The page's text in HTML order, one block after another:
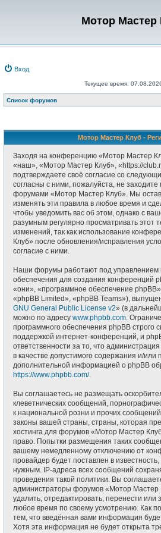
Мотор Мастер
Вход
Текущее время:
Список форумов
Мотор Мастер Клуб -
Заходя на конференцию «Мотор Мастер
«наш», «Мотор Мастер Клуб», «https://
подтверждаете своё согласие со
согласны с ними, пожалуйста, не заходите
форумами «Мотор Мастер Клуб». Мы
изменять эти правила в любое время и
чтобы уведомить вас об этом, однако с
разумным регулярно просматривать этот
изменений, так как использование
Клуб» после обновления/исправления
согласие с ними.
Наши форумы работают под управлением
обеспечения для создания конференций
«они», «программное обеспечение
«phpBB Limited», «phpBB Teams»),
GNU General Public License v2» (в
можно по адресу www.phpbb.com .
программного обеспечения phpBB строго
поддержкой интернет-конференций, и
ответственности за то, что
в качестве допустимого содержания и/или
дополнительной информацией о phpBB
https://www.phpbb.com/.
Вы соглашаетесь не размещать
клеветнических сообщений,
к национальной розни и прочих
законы вашей страны, страны, которая
хостинга для форумов «Мотор Мастер
право. Попытки размещения таких
вашему немедленному отключению от
провайдер будет поставлен в
нужным. IP-адреса всех сообщений
проведения такой политики. Вы
администраторы форумов «Мотор Мастер
удалить, отредактировать, перенести или
любое время по своему усмотрению. Как
тем, что введённая вами информация
Хотя эта информация не будет открыта